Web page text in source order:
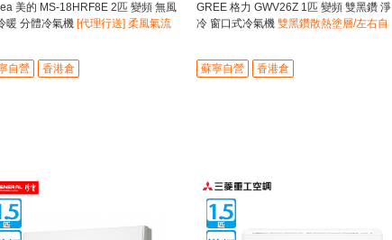
美的 MS-18HRF8E 2匹 變頻 無風
暖 分體冷氣機 [代理行送] 柔風氣流
自營 香港倉
GREE 格力 GWV26Z 1匹 變頻 雙黑鑽 淨
冷 窗口式冷氣機 雙黑鑽散熱塗層/左右自
蘇寧自營 香港倉